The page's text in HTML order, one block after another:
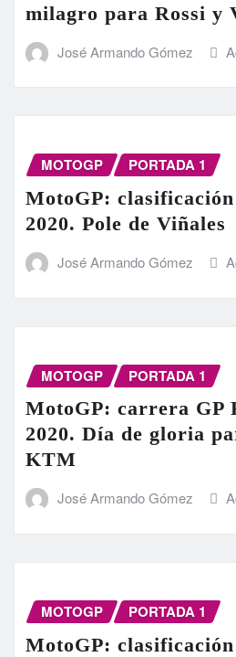
milagro para Rossi y
José Armando Gómez
MOTOGP PORTADA 1
MotoGP:
2020. Pole de Viñales
José Armando Gómez
MOTOGP PORTADA 1
MotoGP: carrera GP
2020. Día de gloria
KTM
José Armando Gómez
MOTOGP PORTADA 1
MotoGP: